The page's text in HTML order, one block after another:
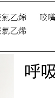
覽以下網址：
定代理人或監護人
申辦者引起之損失
將依據個別帳號之
有額度不足之情形
他人資訊註冊。若
該用戶之使用額度